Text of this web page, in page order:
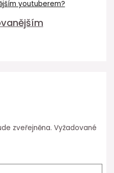
zveřejněna. Vyžadované